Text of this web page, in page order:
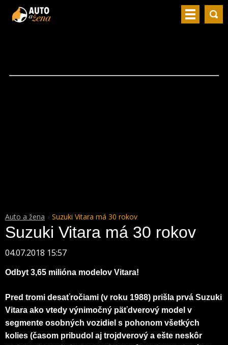
Auto a žena Suzuki Vitara má 30 rokov
Suzuki Vitara má 30 rokov
04.07.2018 15:57
Odbyt 3,65 milióna modelov Vitara!
Pred tromi desaťročiami (v roku 1988) prišla prvá Suzuki
Vitara ako vtedy výnimočný päťdverový model v
segmente osobných vozidiel s pohonom všetkých
kolies (časom pribudol aj trojdverový a ešte neskôr